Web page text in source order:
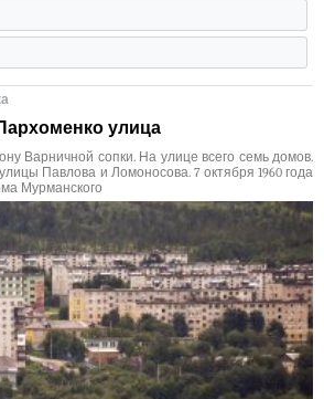
улица
Варничной сопки. На улице всего семь домов.
Павлова и Ломоносова. 7 октября 1960 года
Мурманского